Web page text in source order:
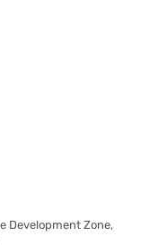
Development Zone,